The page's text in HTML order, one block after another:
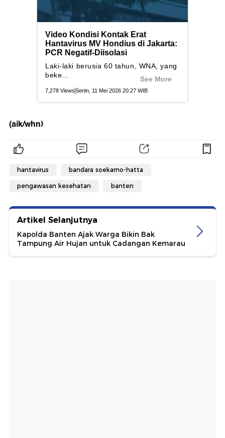
(aik/whn)
hantavirus bandara soekarno-hatta
pengawasan kesehatan banten
Artikel Selanjutnya
Kapolda Banten Ajak Warga Bikin Bak
Tampung Air Hujan untuk Cadangan Kemarau